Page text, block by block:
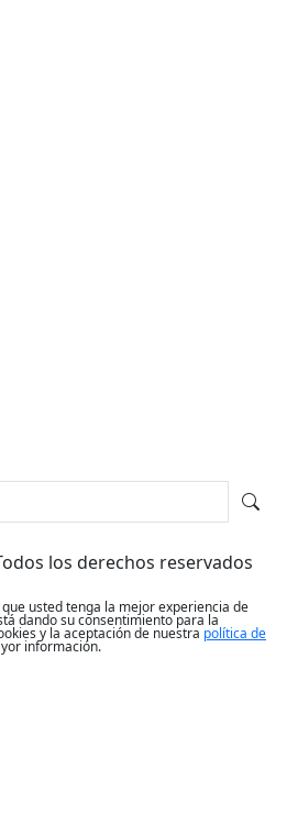
los derechos reservados
usted tenga la mejor experiencia de
dando su consentimiento para la
y la aceptación de nuestra política de
información.